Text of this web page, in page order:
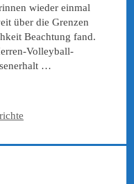
wieder einmal
über die Grenzen
Beachtung fand.
Volleyball-
…